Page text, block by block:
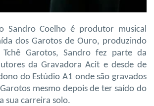
Sandro Coelho é produtor musical
dos Garotos de Ouro, produzindo
Tchê Garotos, Sandro fez parte da
da Gravadora Acit e desde de
do Estúdio A1 onde são gravados
Garotos mesmo depois de ter saído do
sua carreira solo.